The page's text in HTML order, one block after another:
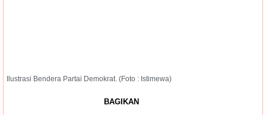
Ilustrasi Bendera Partai Demokrat. (Foto : Istimewa)
BAGIKAN